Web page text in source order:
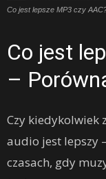
Co jest lepsze MP3 czy
Co jest
–
Czy kiedykolwiek
audio jest lepszy
czasach, gdy